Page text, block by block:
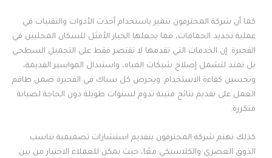
كما أن شركة المحترفون تتميز باستخدام أحدث الأدوات والتقنيات في
عملية تجديد الحمامات، مما يجعلها الخيار الأمثل للسكان المحليين في
الفجيرة. إن الخدمات التي تقدمها لا تقتصر فقط على التجميل السطحي
بل تمتد لتشمل إصلاح شبكات المياه، واستبدال المواسير القديمة،
وتحسين كفاءة الاستخدام. ويحرص كل سباك في الفجيرة ضمن طاقم
العمل على تقديم نتائج متينة تدوم لسنوات طويلة دون الحاجة لصيانة
متكررة.
كذلك تهتم شركة المحترفون بتقديم استشارات تصميمية تناسب
الذوق العصري والكلاسيكي معًا، حيث يمكن للعملاء الاختيار من بين